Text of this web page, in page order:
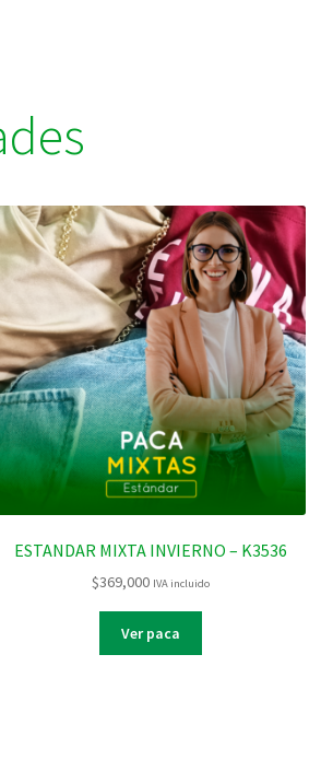
ESTANDAR MIXTA INVIERNO – K3536
$369,000 IVA incluido
Ver paca